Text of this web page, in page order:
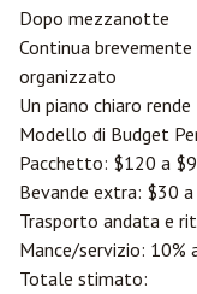
Dopo mezzanotte
Continua
organizzato
Un piano chiaro
Modello di Budget
Pacchetto: $120 a
Bevande extra: $30
Trasporto andata e
Mance/servizio: 10%
Totale stimato: